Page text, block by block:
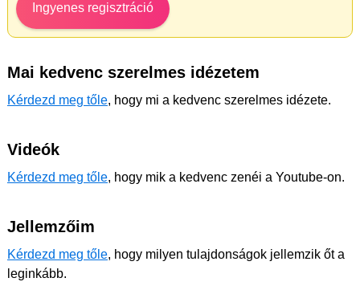
Ingyenes regisztráció
Mai kedvenc szerelmes idézetem
Kérdezd meg tőle, hogy mi a kedvenc szerelmes idézete.
Videók
Kérdezd meg tőle, hogy mik a kedvenc zenéi a Youtube-on.
Jellemzőim
Kérdezd meg tőle, hogy milyen tulajdonságok jellemzik őt a
leginkább.